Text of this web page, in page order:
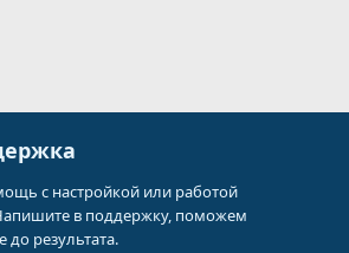
с настройкой или работой
в поддержку, поможем
до результата.